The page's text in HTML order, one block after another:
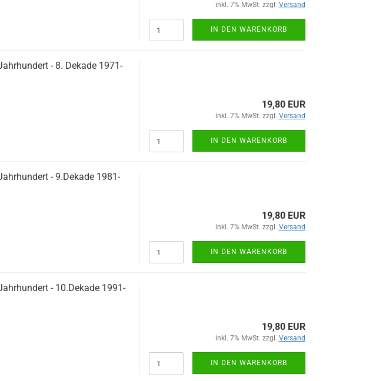
inkl. 7% MwSt. zzgl. Versand
IN DEN WARENKORB
- 8. Dekade 1971-
19,80 EUR
inkl. 7% MwSt. zzgl. Versand
IN DEN WARENKORB
- 9.Dekade 1981-
19,80 EUR
inkl. 7% MwSt. zzgl. Versand
IN DEN WARENKORB
- 10.Dekade 1991-
19,80 EUR
inkl. 7% MwSt. zzgl. Versand
IN DEN WARENKORB